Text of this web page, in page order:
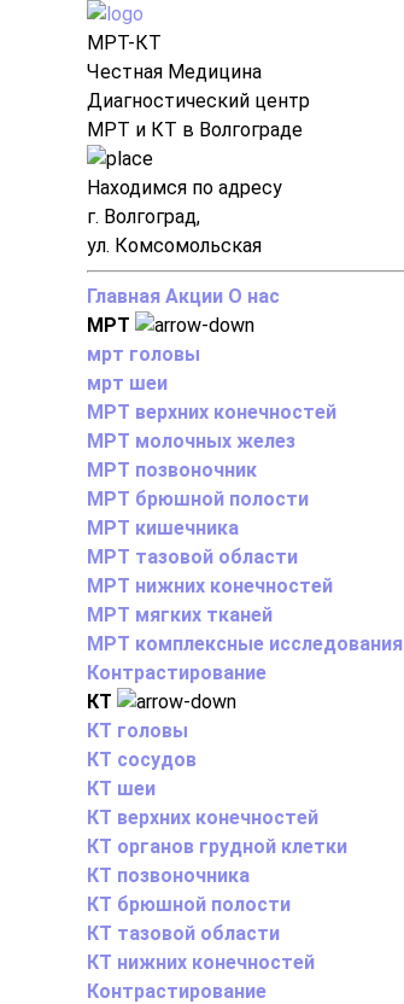
МРТ-КТ
Честная Медицина
Диагностический центр
МРТ и КТ в Волгограде
Находимся по адресу
г. Волгоград,
ул. Комсомольская
Главная Акции О нас
МРТ
мрт головы
мрт шеи
МРТ верхних конечностей
МРТ молочных желез
МРТ позвоночник
МРТ брюшной полости
МРТ кишечника
МРТ тазовой области
МРТ нижних конечностей
МРТ мягких тканей
МРТ комплексные исследования
Контрастирование
КТ
КТ головы
КТ сосудов
КТ шеи
КТ верхних конечностей
КТ органов грудной клетки
КТ позвоночника
КТ брюшной полости
КТ тазовой области
КТ нижних конечностей
Контрастирование